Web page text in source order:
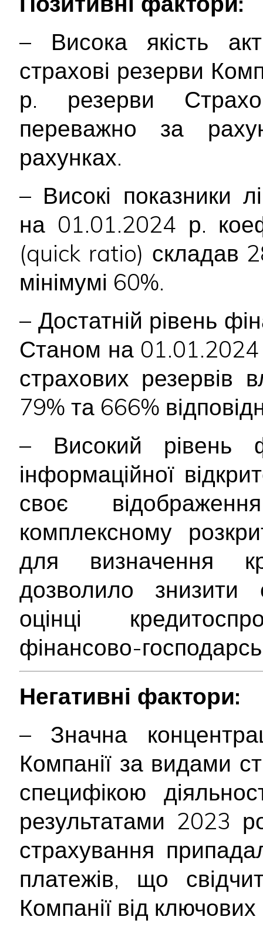
– Висока якість
страхові резерви
р. резерви
переважно за
рахунках.
– Високі показники
на 01.01.2024 р.
(quick ratio) складав
мінімумі 60%.
– Достатній рівень
Станом на 01.01.2024
страхових резервів
79% та 666%
– Високий рівень
інформаційної
своє
комплексному
для визначення
дозволило знизити
оцінці
фінансово-
Негативні фактори:
– Значна
Компанії за видами
специфікою
результатами 2023
страхування
платежів, що
Компанії від